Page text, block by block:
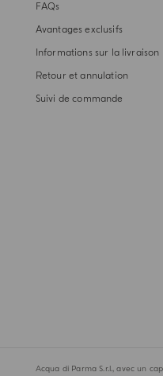
FAQs
Avantages exclusifs
Informations sur la livraison
Retour et annulation
Suivi de commande
Acqua di Parma S.r.l., avec un